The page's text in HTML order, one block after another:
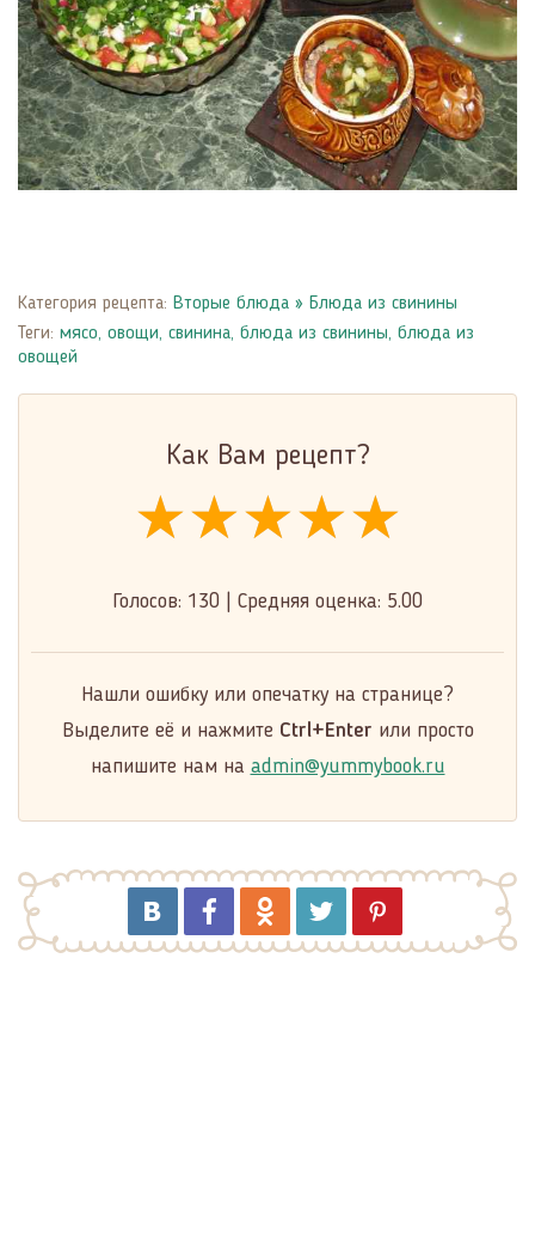
Категория рецепта: Вторые блюда » Блюда из свинины
Теги: мясо, овощи, свинина, блюда из свинины, блюда из
овощей
Как Вам рецепт?
★★★★★
★★★★★
★★★★★
Голосов: 130 Средняя оценка: 5.00
Нашли ошибку или опечатку на странице?
Выделите её и нажмите Ctrl+Enter или просто
напишите нам на admin@yummybook.ru